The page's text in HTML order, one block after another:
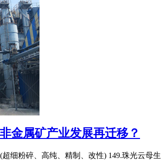
金属矿产业发展再迁移？
细粉碎、高纯、精制、改性) 149.珠光云